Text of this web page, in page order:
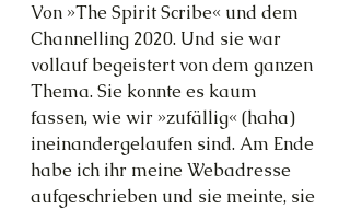
Von »The Spirit Scribe« und dem
Channelling 2020. Und sie war
vollauf begeistert von dem ganzen
Thema. Sie konnte es kaum
fassen, wie wir »zufällig« (haha)
ineinandergelaufen sind. Am Ende
habe ich ihr meine Webadresse
aufgeschrieben und sie meinte, sie